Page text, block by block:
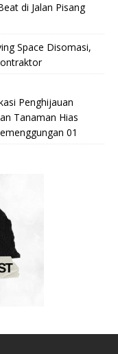
di Jalan Pisang
Space Disomasi,
Penghijauan
Tanaman Hias
01